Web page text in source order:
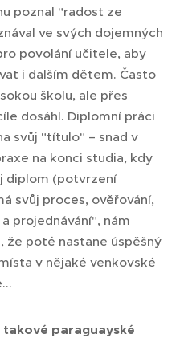
poznal "radost ze
ve svých dojemných
povolání učitele, aby
i dalším dětem. Často
školu, ale přes
dosáhl. Diplomní práci
svůj "título" – snad v
na konci studia, kdy
diplom (potvrzení
svůj proces, ověřování,
projednávání", nám
že poté nastane úspěšný
v nějaké venkovské
takové paraguayské